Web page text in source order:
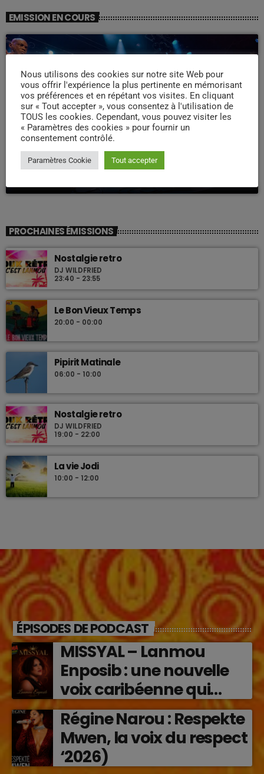
EMISSION EN COURS
WEEK -END COMPAS
Week end Compas Familly
09:00 - 19:00
PROCHAINES ÉMISSIONS
Nostalgie retro
DJ WILDFRIED
23:40 - 23:55
Le Bon Vieux Temps
20:00 - 00:00
Pipirit Matinale
06:00 - 10:00
Nostalgie retro
DJ WILDFRIED
19:00 - 22:00
La vie Jodi
10:00 - 12:00
ÉPISODES DE PODCAST
MISSYAL – Lanmou
Enposib : une nouvelle
voix caribéenne qui
transforme les émotions
en musique (2026)
Régine Narou : Respekte
Mwen, la voix du respect
‘2026)
Nous utilisons des cookies sur notre site Web pour
vous offrir l'expérience la plus pertinente en mémorisant
vos préférences et en répétant vos visites. En cliquant
sur « Tout accepter », vous consentez à l'utilisation de
TOUS les cookies. Cependant, vous pouvez visiter les
« Paramètres des cookies » pour fournir un
consentement contrôlé.
Paramètres Cookie Tout accepter